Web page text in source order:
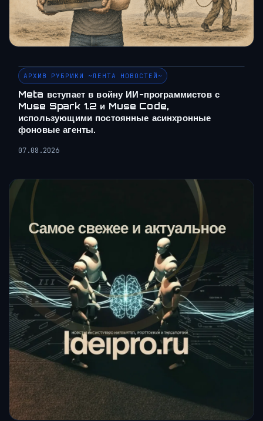
АРХИВ РУБРИКИ ~ЛЕНТА НОВОСТЕЙ~
Meta вступает в войну ИИ-программистов с
Muse Spark 1.2 и Muse Code,
использующими постоянные асинхронные
фоновые агенты.
07.08.2026